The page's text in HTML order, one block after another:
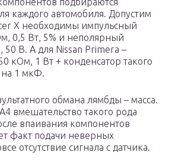
каждого автомобиля. Допустим
X необходимы импульсный
0,5 Вт, 5% и неполярный
В. А для Nissan Primera –
кОм, 1 Вт + конденсатор такого
на 1 мкФ.
обмана лямбды – масса.
вмешательство такого рода
впаивания компонентов
факт подачи неверных
отсутствие сигнала с датчика.